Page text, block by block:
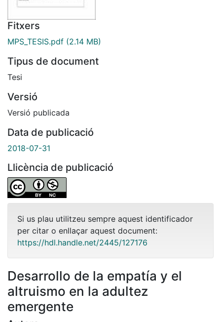
Fitxers
MPS_TESIS.pdf (2.14 MB)
Tipus de document
Tesi
Versió
Versió publicada
Data de publicació
2018-07-31
Llicència de publicació
Si us plau utilitzeu sempre aquest identificador
per citar o enllaçar aquest document:
https://hdl.handle.net/2445/127176
Desarrollo de la empatía y el
altruismo en la adultez
emergente